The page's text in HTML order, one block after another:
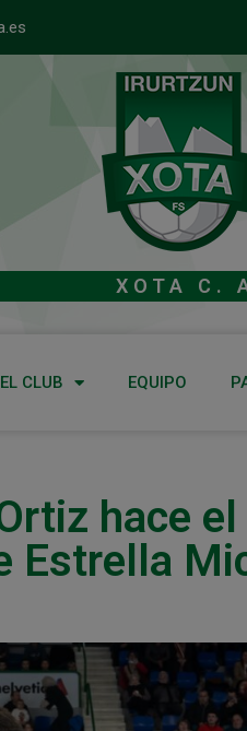
XOTA C.
EL CLUB EQUIPO
hace
Estrella